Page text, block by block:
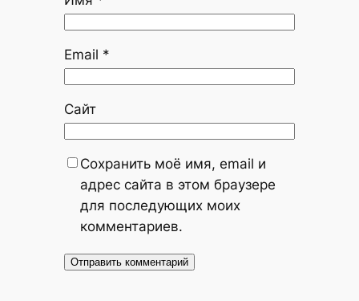
Email *
Сайт
Сохранить моё имя, email и
адрес сайта в этом браузере
для последующих моих
комментариев.